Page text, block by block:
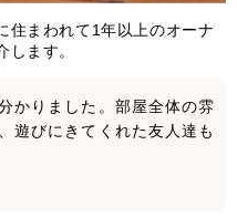
住まわれて1年以上のオーナ
ます。
かりました。部屋全体の雰
遊びにきてくれた友人達も